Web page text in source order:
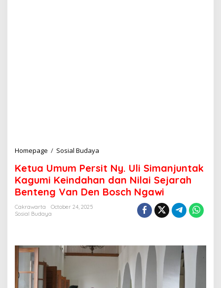
Homepage / Sosial Budaya
t
u
a
U
r
s
Ketua Umum Persit Ny. Uli Simanjuntak
Kagumi Keindahan dan Nilai Sejarah
Benteng Van Den Bosch Ngawi
Cakrawarta
October 24, 2025
Sosial Budaya